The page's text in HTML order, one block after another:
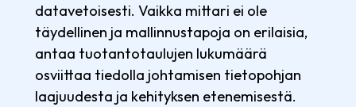
datavetoisesti. Vaikka mittari ei ole
täydellinen ja mallinnustapoja on erilaisia,
antaa tuotantotaulujen lukumäärä
osviittaa tiedolla johtamisen tietopohjan
laajuudesta ja kehityksen etenemisestä.